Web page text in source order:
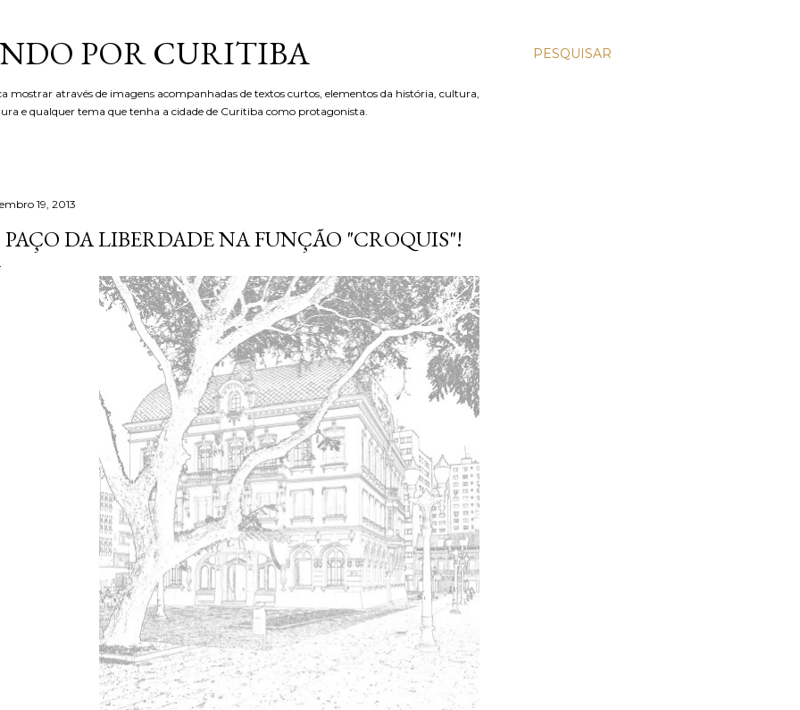
PESQUISAR
POR CURITIBA
mostrar através de imagens acompanhadas de textos curtos, elementos da história, cultura,
e qualquer tema que tenha a cidade de Curitiba como protagonista.
19, 2013
PAÇO DA LIBERDADE NA FUNÇÃO "CROQUIS"!